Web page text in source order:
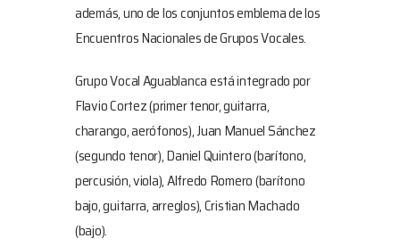
además, uno de los conjuntos emblema de los
Encuentros Nacionales de Grupos Vocales.
Grupo Vocal Aguablanca está integrado por
Flavio Cortez (primer tenor, guitarra,
charango, aerófonos), Juan Manuel Sánchez
(segundo tenor), Daniel Quintero (barítono,
percusión, viola), Alfredo Romero (barítono
bajo, guitarra, arreglos), Cristian Machado
(bajo).